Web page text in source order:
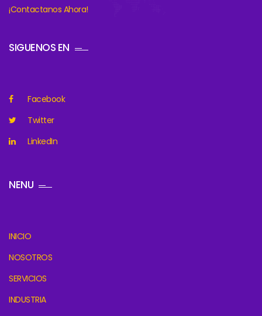
¡Contactanos Ahora!
SIGUENOS EN
Facebook
Twitter
LinkedIn
NENU
INICIO
NOSOTROS
SERVICIOS
INDUSTRIA